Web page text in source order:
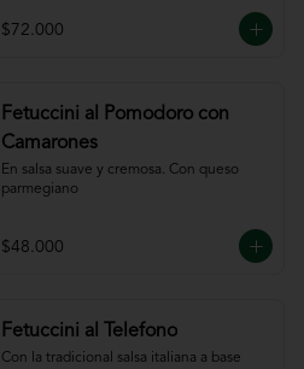
$72.000
Fetuccini al Pomodoro con
Camarones
En salsa suave y cremosa. Con queso
parmegiano
$48.000
Fetuccini al Telefono
Con la tradicional salsa italiana a base